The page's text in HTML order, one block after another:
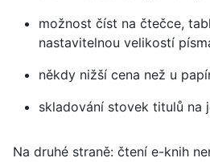
možnost číst na čtečce,
nastavitelnou velikostí
někdy nižší cena než u
skladování stovek titulů na
Na druhé straně: čtení e-knih